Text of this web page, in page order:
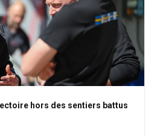
hors des sentiers battus